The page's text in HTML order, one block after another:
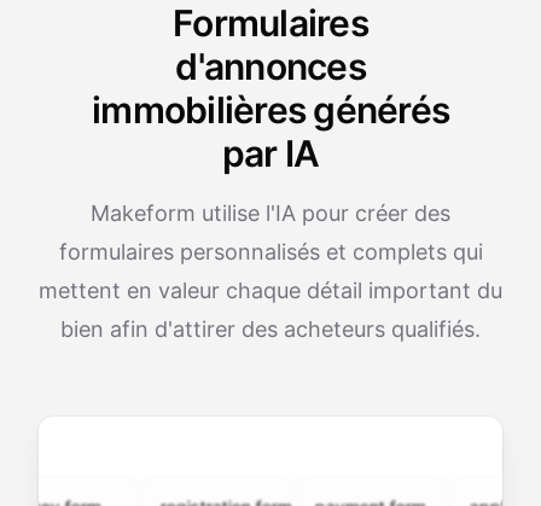
Formulaires
d'annonces
immobilières générés
par IA
Makeform utilise l'IA pour créer des
formulaires personnalisés et complets qui
mettent en valeur chaque détail important du
bien afin d'attirer des acheteurs qualifiés.